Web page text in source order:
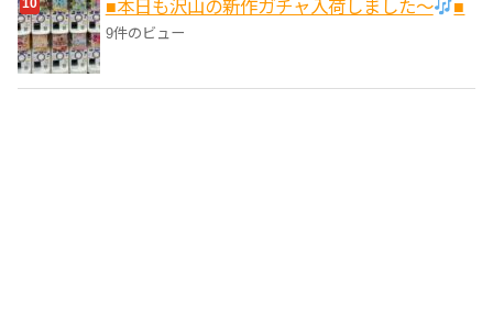
■本日も沢山の新作ガチャ入荷しました〜 ■
9件のビュー